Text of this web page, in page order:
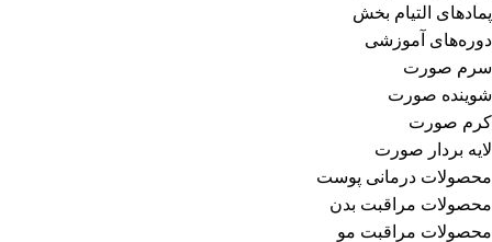
پمادهای التیام بخش
دوره‌های آموزشی
سرم صورت
شوینده صورت
کرم صورت
لایه بردار صورت
محصولات درمانی پوست
محصولات مراقبت بدن
محصولات مراقبت مو